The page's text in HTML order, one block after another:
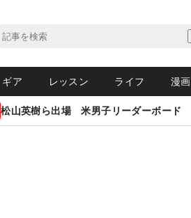
ギア レッスン ライフ 漫画
松山英樹ら出場 米男子リーダーボード